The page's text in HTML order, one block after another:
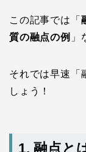
この記事では「
質の融点の例 」
それでは早速「
しょう！
1. 融点と